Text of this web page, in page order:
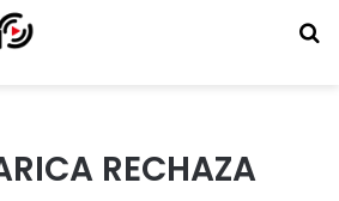
RECHAZA